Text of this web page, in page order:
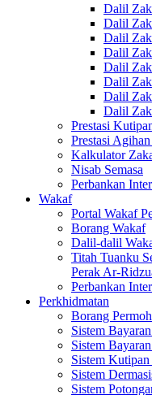
Dalil
Dalil
Dalil
Dalil
Dalil
Dalil
Dalil
Dalil
Prestasi
Prestasi
Kalkulator
Nisab Semasa
Perbankan
Wakaf
Portal Wakaf
Borang Wakaf
Dalil-dalil
Titah Tuanku
Perak Ar-
Perbankan
Perkhidmatan
Borang
Sistem
Sistem
Sistem
Sistem
Sistem